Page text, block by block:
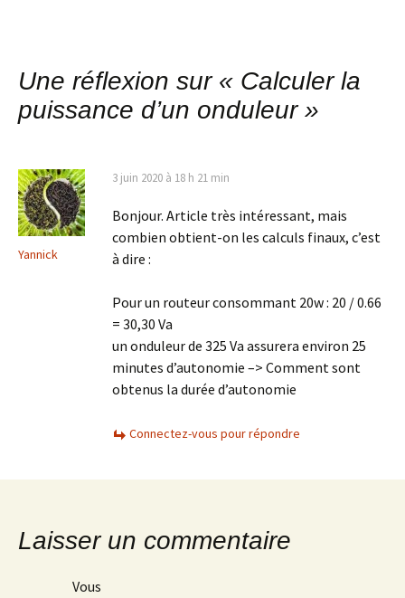
Une réflexion sur « Calculer la
puissance d’un onduleur»
Yannick
3 juin 2020 à 18 h 21 min
Bonjour. Article très intéressant, mais
combien obtient-on les calculs finaux, c’est
à dire :
Pour un routeur consommant 20w : 20 / 0.66
= 30,30 Va
un onduleur de 325 Va assurera environ 25
minutes d’autonomie –> Comment sont
obtenus la durée d’autonomie
Connectez-vous pour répondre
Laisser un commentaire
Vous